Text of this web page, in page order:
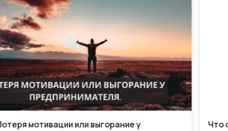
Что определяет жизнь человека?